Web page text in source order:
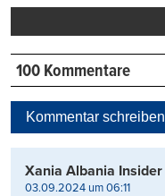
100 Kommentare
Kommentar schreiben
Xania Albania Insider
03.09.2024 um 06:11